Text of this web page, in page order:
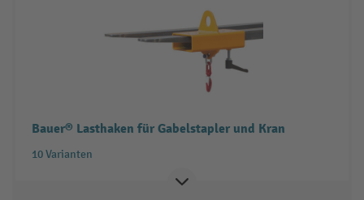
Bauer® Lasthaken für Gabelstapler und Kran
10 Varianten